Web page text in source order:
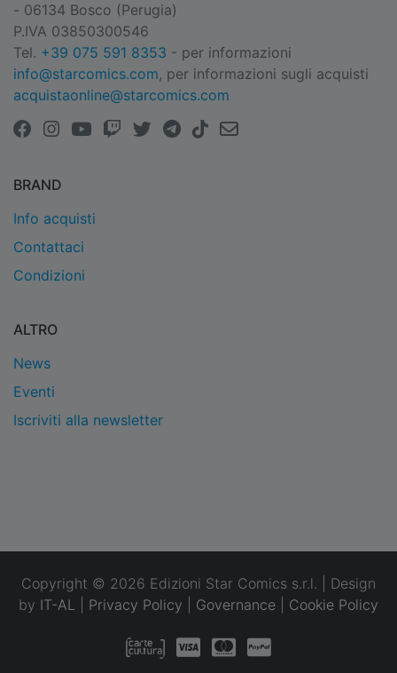
- 06134 Bosco (Perugia)
P.IVA 03850300546
Tel. +39 075 591 8353 - per informazioni
info@starcomics.com, per informazioni sugli acquisti
acquistaonline@starcomics.com
BRAND
Info acquisti
Contattaci
Condizioni
ALTRO
News
Eventi
Iscriviti alla newsletter
Copyright © 2026 Edizioni Star Comics s.r.l. | Design
by IT-AL Privacy Policy Governance Cookie Policy